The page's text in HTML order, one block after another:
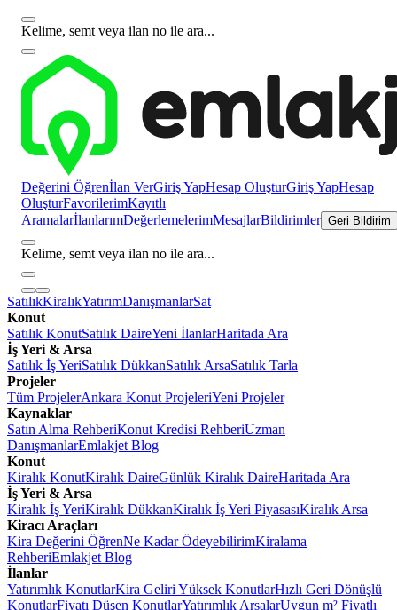
Kelime, semt veya ilan no ile ara...
Değerini Öğrenİlan VerGiriş YapHesap OluşturGiriş YapHesap
OluşturFavorilerimKayıtlı
AramalarİlanlarımDeğerlemelerimMesajlarBildirimler Geri Bildirim
Kelime, semt veya ilan no ile ara...
SatılıkKiralıkYatırımDanışmanlarSat
Konut
Satılık KonutSatılık DaireYeni İlanlarHaritada Ara
İş Yeri & Arsa
Satılık İş YeriSatılık DükkanSatılık ArsaSatılık Tarla
Projeler
Tüm ProjelerAnkara Konut ProjeleriYeni Projeler
Kaynaklar
Satın Alma RehberiKonut Kredisi RehberiUzman
DanışmanlarEmlakjet Blog
Konut
Kiralık KonutKiralık DaireGünlük Kiralık DaireHaritada Ara
İş Yeri & Arsa
Kiralık İş YeriKiralık DükkanKiralık İş Yeri PiyasasıKiralık Arsa
Kiracı Araçları
Kira Değerini ÖğrenNe Kadar ÖdeyebilirimKiralama
RehberiEmlakjet Blog
İlanlar
Yatırımlık KonutlarKira Geliri Yüksek KonutlarHızlı Geri Dönüşlü
KonutlarFiyatı Düşen KonutlarYatırımlık ArsalarUygun m² Fiyatlı